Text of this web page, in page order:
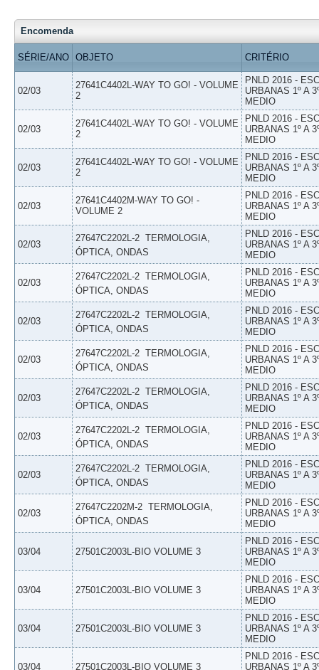
Encomenda
SÉRIE/ANO OBJETO CRITÉRIO
02/03
27641C4402L-WAY TO GO! - VOLUME
2
PNLD 2016 -
URBANAS 1º A
MEDIO
02/03
27641C4402L-WAY TO GO! - VOLUME
2
PNLD 2016 -
URBANAS 1º A
MEDIO
02/03
27641C4402L-WAY TO GO! - VOLUME
2
PNLD 2016 -
URBANAS 1º A
MEDIO
02/03
27641C4402M-WAY TO GO! -
VOLUME 2
PNLD 2016 -
URBANAS 1º A
MEDIO
02/03
27647C2202L-2  TERMOLOGIA,
ÓPTICA, ONDAS
PNLD 2016 -
URBANAS 1º A
MEDIO
02/03
27647C2202L-2  TERMOLOGIA,
ÓPTICA, ONDAS
PNLD 2016 -
URBANAS 1º A
MEDIO
02/03
27647C2202L-2  TERMOLOGIA,
ÓPTICA, ONDAS
PNLD 2016 -
URBANAS 1º A
MEDIO
02/03
27647C2202L-2  TERMOLOGIA,
ÓPTICA, ONDAS
PNLD 2016 -
URBANAS 1º A
MEDIO
02/03
27647C2202L-2  TERMOLOGIA,
ÓPTICA, ONDAS
PNLD 2016 -
URBANAS 1º A
MEDIO
02/03
27647C2202L-2  TERMOLOGIA,
ÓPTICA, ONDAS
PNLD 2016 -
URBANAS 1º A
MEDIO
02/03
27647C2202L-2  TERMOLOGIA,
ÓPTICA, ONDAS
PNLD 2016 -
URBANAS 1º A
MEDIO
02/03
27647C2202M-2  TERMOLOGIA,
ÓPTICA, ONDAS
PNLD 2016 -
URBANAS 1º A
MEDIO
03/04 27501C2003L-BIO VOLUME 3
PNLD 2016 -
URBANAS 1º A
MEDIO
03/04 27501C2003L-BIO VOLUME 3
PNLD 2016 -
URBANAS 1º A
MEDIO
03/04 27501C2003L-BIO VOLUME 3
PNLD 2016 -
URBANAS 1º A
MEDIO
03/04 27501C2003L-BIO VOLUME 3
PNLD 2016 -
URBANAS 1º A